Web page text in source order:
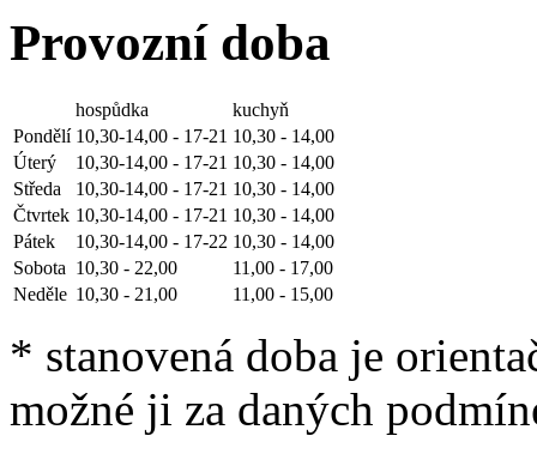
Provozní doba
hospůdka
kuchyň
Pondělí 10,30-14,00 - 17-21 10,30 - 14,00
Úterý
10,30-14,00 - 17-21 10,30 - 14,00
Středa
10,30-14,00 - 17-21 10,30 - 14,00
Čtvrtek 10,30-14,00 - 17-21 10,30 - 14,00
Pátek
10,30-14,00 - 17-22 10,30 - 14,00
Sobota 10,30 - 22,00
11,00 - 17,00
Neděle 10,30 - 21,00 11,00 - 15,00
* stanovená doba je
možné ji za daných